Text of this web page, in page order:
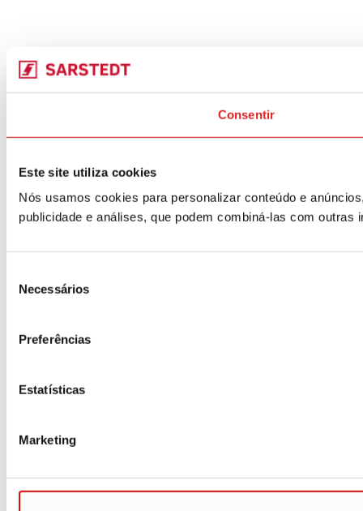
Consentir
Este site utiliza cookies
Nós usamos cookies para personalizar conteúdo e
publicidade e análises, que podem combiná-las com
Necessários
Preferências
Estatísticas
Marketing